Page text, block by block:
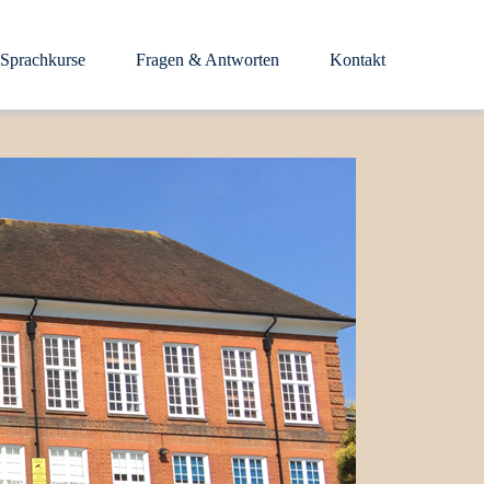
Sprachkurse Fragen & Antworten Kontakt